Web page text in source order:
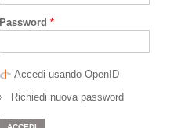
Password *
Accedi usando OpenID
Richiedi nuova password